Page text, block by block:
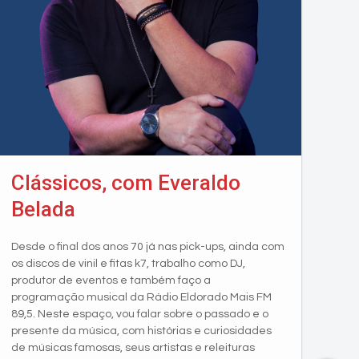
Clássicos, com Everaldo
Belada
Desde o final dos anos 70 já nas pick-ups, ainda com
os discos de vinil e fitas k7, trabalho como DJ,
produtor de eventos e também faço a
programação musical da Rádio Eldorado Mais FM
89,5. Neste espaço, vou falar sobre o passado e o
presente da música, com histórias e curiosidades
de músicas famosas, seus artistas e releituras